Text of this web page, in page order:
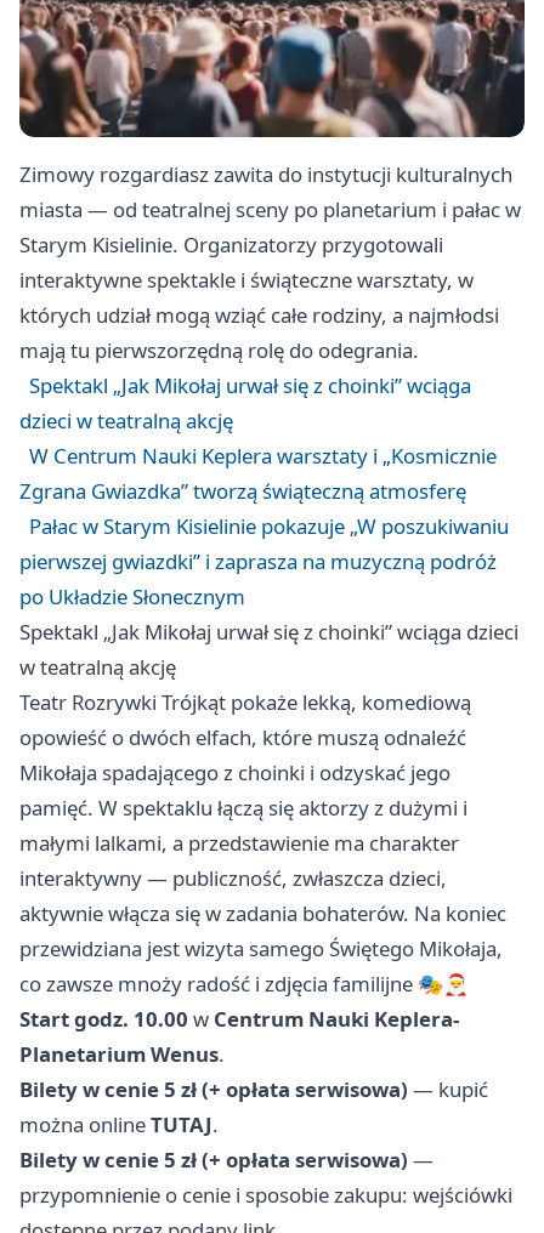
Zimowy rozgardiasz zawita do instytucji kulturalnych
miasta — od teatralnej sceny po planetarium i pałac w
Starym Kisielinie. Organizatorzy przygotowali
interaktywne spektakle i świąteczne warsztaty, w
których udział mogą wziąć całe rodziny, a najmłodsi
mają tu pierwszorzędną rolę do odegrania.
Spektakl „Jak Mikołaj urwał się z choinki” wciąga
dzieci w teatralną akcję
W Centrum Nauki Keplera warsztaty i „Kosmicznie
Zgrana Gwiazdka” tworzą świąteczną atmosferę
Pałac w Starym Kisielinie pokazuje „W poszukiwaniu
pierwszej gwiazdki” i zaprasza na muzyczną podróż
po Układzie Słonecznym
Spektakl „Jak Mikołaj urwał się z choinki” wciąga dzieci
w teatralną akcję
Teatr Rozrywki Trójkąt pokaże lekką, komediową
opowieść o dwóch elfach, które muszą odnaleźć
Mikołaja spadającego z choinki i odzyskać jego
pamięć. W spektaklu łączą się aktorzy z dużymi i
małymi lalkami, a przedstawienie ma charakter
interaktywny — publiczność, zwłaszcza dzieci,
aktywnie włącza się w zadania bohaterów. Na koniec
przewidziana jest wizyta samego Świętego Mikołaja,
co zawsze mnoży radość i zdjęcia familijne 🎭🎅
Start godz. 10.00 w Centrum Nauki Keplera-
Planetarium Wenus.
Bilety w cenie 5 zł (+ opłata serwisowa) — kupić
można onlineTUTAJ.
Bilety w cenie 5 zł (+ opłata serwisowa) —
przypomnienie o cenie i sposobie zakupu: wejściówki